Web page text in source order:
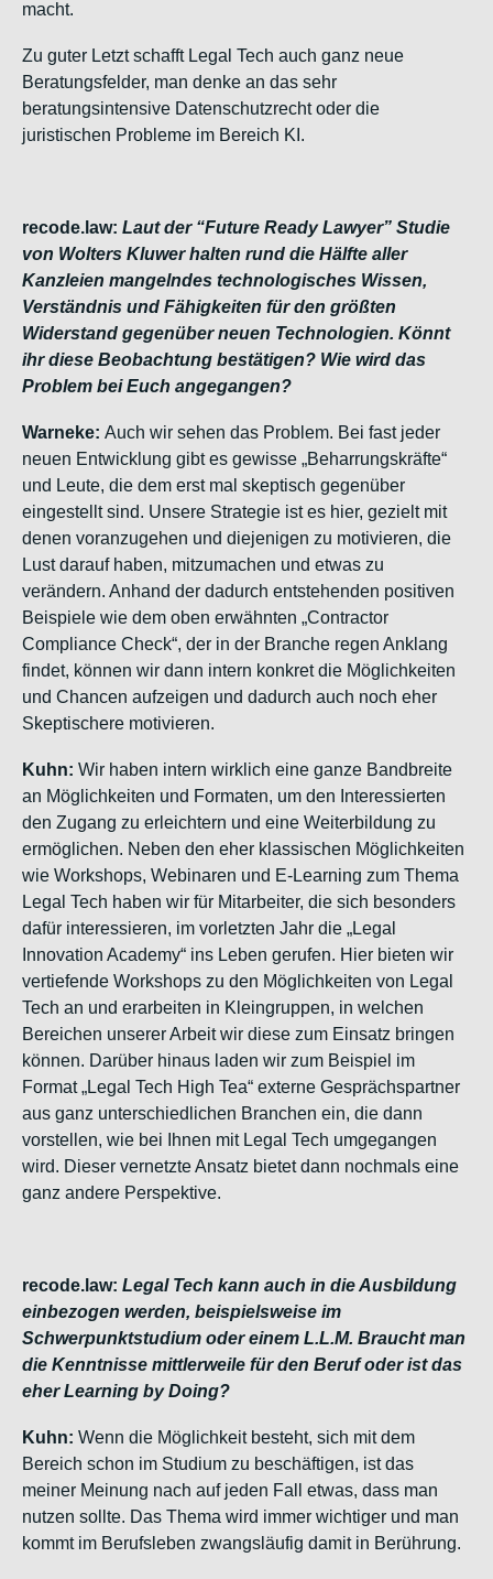
macht.
Zu guter Letzt schafft Legal Tech auch ganz neue
Beratungsfelder, man denke an das sehr
beratungsintensive Datenschutzrecht oder die
juristischen Probleme im Bereich KI.
recode.law: Laut der “Future Ready Lawyer” Studie
von Wolters Kluwer halten rund die Hälfte aller
Kanzleien mangelndes technologisches Wissen,
Verständnis und Fähigkeiten für den größten
Widerstand gegenüber neuen Technologien. Könnt
ihr diese Beobachtung bestätigen? Wie wird das
Problem bei Euch angegangen?
Warneke: Auch wir sehen das Problem. Bei fast jeder
neuen Entwicklung gibt es gewisse „Beharrungskräfte“
und Leute, die dem erst mal skeptisch gegenüber
eingestellt sind. Unsere Strategie ist es hier, gezielt mit
denen voranzugehen und diejenigen zu motivieren, die
Lust darauf haben, mitzumachen und etwas zu
verändern. Anhand der dadurch entstehenden positiven
Beispiele wie dem oben erwähnten „Contractor
Compliance Check“, der in der Branche regen Anklang
findet, können wir dann intern konkret die Möglichkeiten
und Chancen aufzeigen und dadurch auch noch eher
Skeptischere motivieren.
Kuhn: Wir haben intern wirklich eine ganze Bandbreite
an Möglichkeiten und Formaten, um den Interessierten
den Zugang zu erleichtern und eine Weiterbildung zu
ermöglichen. Neben den eher klassischen Möglichkeiten
wie Workshops, Webinaren und E-Learning zum Thema
Legal Tech haben wir für Mitarbeiter, die sich besonders
dafür interessieren, im vorletzten Jahr die „Legal
Innovation Academy“ ins Leben gerufen. Hier bieten wir
vertiefende Workshops zu den Möglichkeiten von Legal
Tech an und erarbeiten in Kleingruppen, in welchen
Bereichen unserer Arbeit wir diese zum Einsatz bringen
können. Darüber hinaus laden wir zum Beispiel im
Format „Legal Tech High Tea“ externe Gesprächspartner
aus ganz unterschiedlichen Branchen ein, die dann
vorstellen, wie bei Ihnen mit Legal Tech umgegangen
wird. Dieser vernetzte Ansatz bietet dann nochmals eine
ganz andere Perspektive.
recode.law: Legal Tech kann auch in die Ausbildung
einbezogen werden, beispielsweise im
Schwerpunktstudium oder einem L.L.M. Braucht man
die Kenntnisse mittlerweile für den Beruf oder ist das
eher Learning by Doing?
Kuhn: Wenn die Möglichkeit besteht, sich mit dem
Bereich schon im Studium zu beschäftigen, ist das
meiner Meinung nach auf jeden Fall etwas, dass man
nutzen sollte. Das Thema wird immer wichtiger und man
kommt im Berufsleben zwangsläufig damit in Berührung.